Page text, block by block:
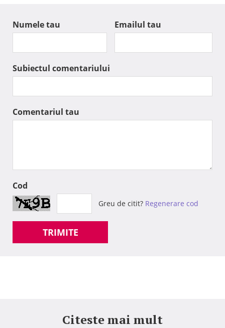
Numele tau Emailul tau
Subiectul comentariului
Comentariul tau
Cod
Greu de citit? Regenerare cod
TRIMITE
Citeste mai mult